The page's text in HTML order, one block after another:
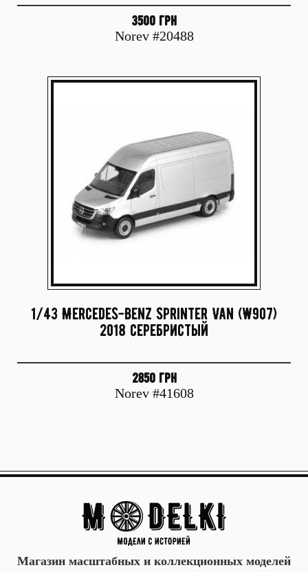
3500 грн
Norev #20488
1/43 Mercedes-Benz Sprinter Van (W907)
2018 серебристый
2850 грн
Norev #41608
Магазин масштабных и коллекционных моделей